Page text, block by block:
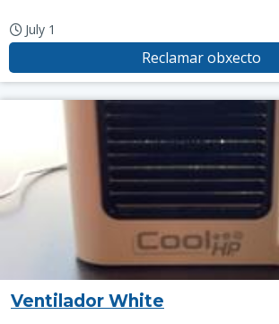
July 1
Reclamar obxecto
Ventilador White